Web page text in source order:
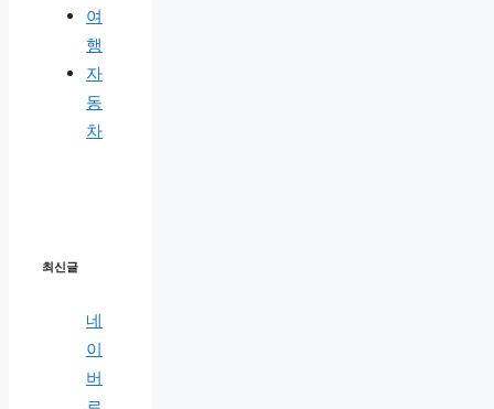
여
행
자
동
차
최신글
네
이
버